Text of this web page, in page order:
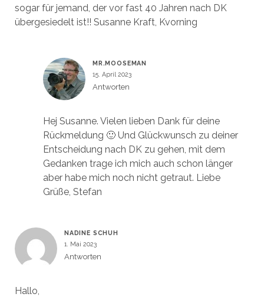
sogar für jemand, der vor fast 40 Jahren nach DK
übergesiedelt ist!! Susanne Kraft, Kvorning
MR.MOOSEMAN
15. April 2023
Antworten
Hej Susanne. Vielen lieben Dank für deine
Rückmeldung 🙂 Und Glückwunsch zu deiner
Entscheidung nach DK zu gehen, mit dem
Gedanken trage ich mich auch schon länger
aber habe mich noch nicht getraut. Liebe
Grüße, Stefan
NADINE SCHUH
1. Mai 2023
Antworten
Hallo,